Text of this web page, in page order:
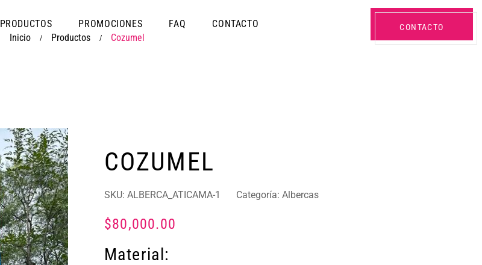
PRODUCTOS PROMOCIONES FAQ CONTACTO CONTACTO
Inicio / Productos / Cozumel
COZUMEL
SKU: ALBERCA_ATICAMA-1 Categoría: Albercas
$80,000.00
Material: